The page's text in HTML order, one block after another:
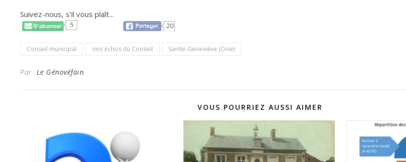
Suivez-nous, s'il vous plaît...
5 20
Conseil municipal nos échos du Conseil Sainte-Geneviève (Oise)
Par Le Génovéfain
VOUS POURRIEZ AUSSI AIMER